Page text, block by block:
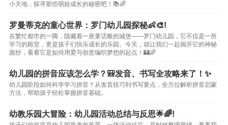
小天地，探寻那些萌娃成长的秘密吧！📚🌈
罗曼蒂克的童心世界：罗门幼儿园探秘👶🎨!
在繁忙都市的一隅，隐藏着一座童话般的城堡——罗门幼儿园，它不仅是一所
学习的殿堂，更是孩子们快乐成长的乐园。今天，就让我们一起揭开它的神秘
面纱，看看它是如何用爱与创意编织梦想的起点！🏰🌈
幼儿园的拼音应该怎么学？🎒发音、书写全攻略来了！✨
幼儿园阶段如何科学学习拼音？从发音技巧到书写要点，全方位解析拼音启蒙
方法，帮助孩子轻松掌握拼音基础。
幼教乐园大冒险：幼儿园活动总结与反思🌟🌈!